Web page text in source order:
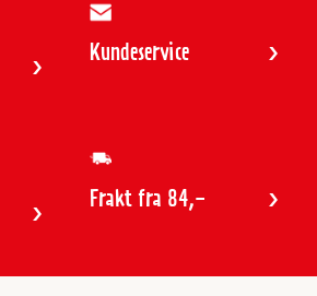
Kundeservice
Frakt fra 84,-